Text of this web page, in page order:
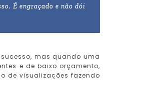
É engraçado e não dói
mas quando uma
e de baixo orçamento,
de visualizações fazendo